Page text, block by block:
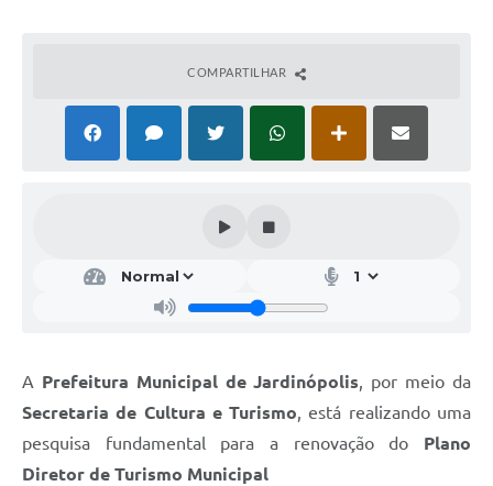
COMPARTILHAR
A Prefeitura Municipal de Jardinópolis, por meio da
Secretaria de Cultura e Turismo, está realizando uma
pesquisa fundamental para a renovação do Plano
Diretor de Turismo Municipal